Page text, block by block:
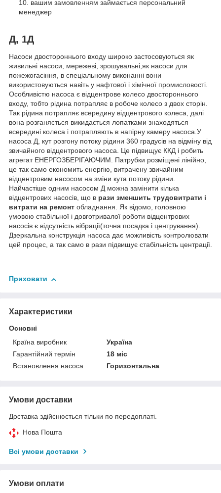
вашим замовленням займається персональний
менеджер
Д, 1Д
Насоси двостороннього входу широко застосовуються як
живильні насоси, мережеві, зрошувальні,як насоси для
пожежогасіння, в спеціальному виконанні вони
використовуються навіть у нафтової і хімічної промисловості.
Особливістю насоса є відцентрове колесо двостороннього
входу, тобто рідина потрапляє в робоче колесо з двох сторін.
Так рідина потрапляє всередину відцентрового колеса, далі
вона розганяється викидається лопатками знаходяться
всередині колеса і потрапляють в напірну камеру насоса.У
насоса Д, кут розгону потоку рідини 360 градусів на відміну від
звичайного відцентрового насоса. Це підвищує ККД і робить
агрегат ЕНЕРГОЗБЕРІГАЮЧИМ. Патрубки розміщені лінійно,
це так само економить енергію, витрачену звичайним
відцентровим насосом на зміни кута потоку рідини.
Найчастіше одним насосом Д можна замінити кілька
відцентрових насосів, що в рази зменшить трудовитрати і
витрати на ремонт обладнання. Як відомо, головною
умовою стабільної і довготривалої роботи відцентрових
насосів є відсутність вібрації(точна посадка і центрування).
Дзеркальна конструкція насоса дає можливість контролювати
цей процес, а так само в рази підвищує стабільність центрації.
Приховати
Характеристики
Основні
Країна виробник
Україна
Гарантійний термін
18 міс
Встановлення насоса
Горизонтальна
Умови доставки
Доставка здійснюється тільки по передоплаті.
Нова Пошта
Всі умови доставки
Умови оплати